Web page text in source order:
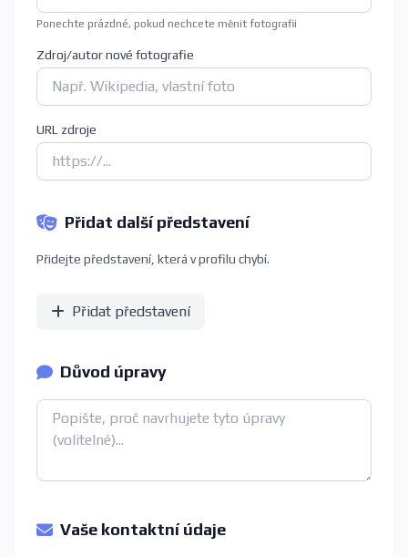
Ponechte prázdné, pokud nechcete měnit fotografii
Zdroj/autor nové fotografie
URL zdroje
Přidat další představení
Přidejte představení, která v profilu chybí.
Přidat představení
Důvod úpravy
Vaše kontaktní údaje